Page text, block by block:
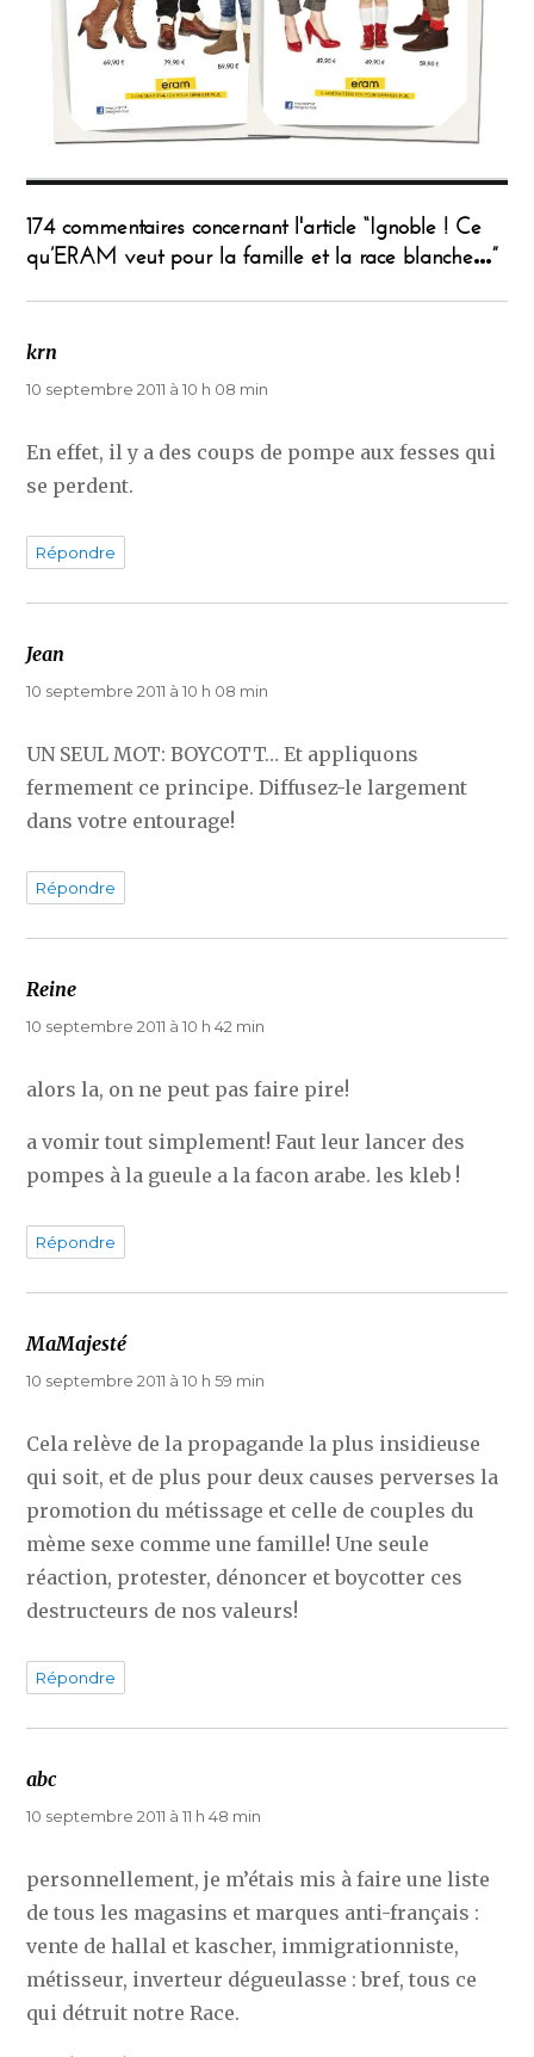
174 commentaires concernant l'article “Ignoble ! Ce
qu’ERAM veut pour la famille et la race blanche…”
krn
10 septembre 2011 à 10 h 08 min
En effet, il y a des coups de pompe aux fesses qui
se perdent.
Répondre
Jean
10 septembre 2011 à 10 h 08 min
UN SEUL MOT: BOYCOTT… Et appliquons
fermement ce principe. Diffusez-le largement
dans votre entourage!
Répondre
Reine
10 septembre 2011 à 10 h 42 min
alors la, on ne peut pas faire pire!
a vomir tout simplement! Faut leur lancer des
pompes à la gueule a la facon arabe. les kleb !
Répondre
MaMajestédit :
10 septembre 2011 à 10 h 59 min
Cela relève de la propagande la plus insidieuse
qui soit, et de plus pour deux causes perverses la
promotion du métissage et celle de couples du
mème sexe comme une famille! Une seule
réaction, protester, dénoncer et boycotter ces
destructeurs de nos valeurs!
Répondre
abcdit :
10 septembre 2011 à 11 h 48 min
personnellement, je m’étais mis à faire une liste
de tous les magasins et marques anti-français :
vente de hallal et kascher, immigrationniste,
métisseur, inverteur dégueulasse : bref, tous ce
qui détruit notre Race.